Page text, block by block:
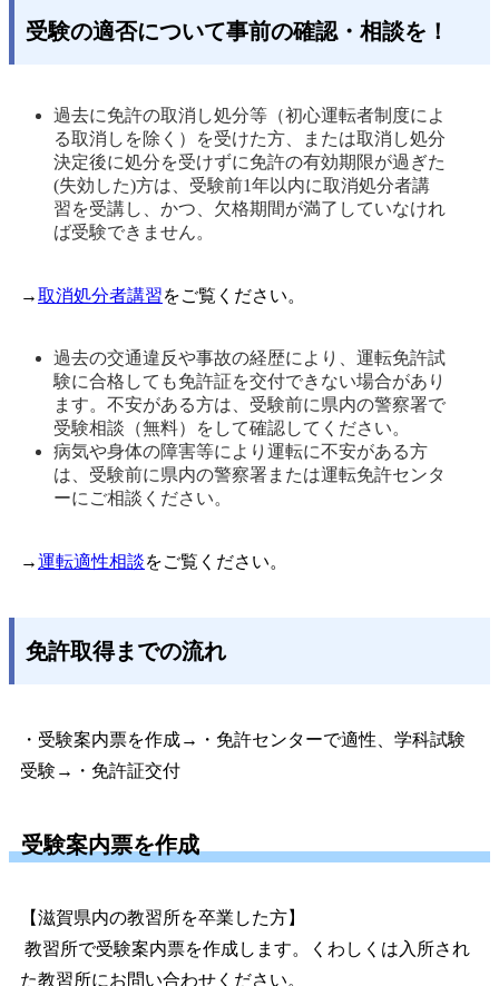
受験の適否について事前の確認・相談を！
過去に免許の取消し処分等（初心運転者制度によ
る取消しを除く）を受けた方、または取消し処分
決定後に処分を受けずに免許の有効期限が過ぎた
(失効した)方は、受験前1年以内に取消処分者講
習を受講し、かつ、欠格期間が満了していなけれ
ば受験できません。
→取消処分者講習をご覧ください。
過去の交通違反や事故の経歴により、運転免許試
験に合格しても免許証を交付できない場合があり
ます。不安がある方は、受験前に県内の警察署で
受験相談（無料）をして確認してください。
病気や身体の障害等により運転に不安がある方
は、受験前に県内の警察署または運転免許センタ
ーにご相談ください。
→運転適性相談をご覧ください。
免許取得までの流れ
・受験案内票を作成→・免許センターで適性、学科試験
受験→・免許証交付
受験案内票を作成
【滋賀県内の教習所を卒業した方】
教習所で受験案内票を作成します。くわしくは入所され
た教習所にお問い合わせください。